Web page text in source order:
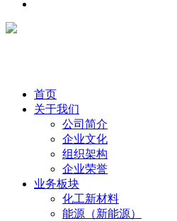
首页
关于我们
公司简介
企业文化
组织架构
企业荣誉
业务板块
化工新材料
能源（新能源）